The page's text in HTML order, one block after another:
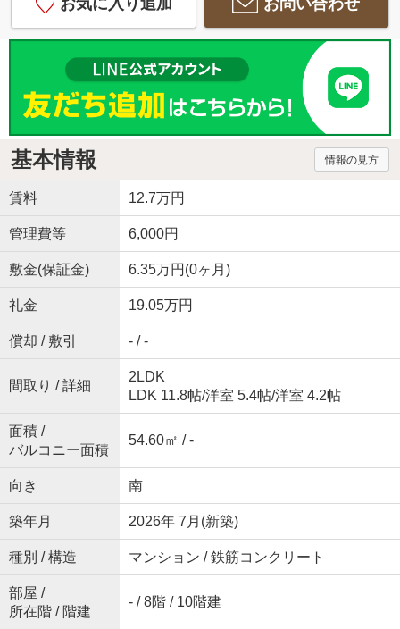
お気に入り追加 お問い合わせ
基本情報 情報の見方
賃料 12.7万円
管理費等 6,000円
敷金(保証金) 6.35万円(0ヶ月)
礼金 19.05万円
償却 / 敷引 - / -
間取り / 詳細
2LDK
LDK 11.8帖/洋室 5.4帖/洋室 4.2帖
面積 /
バルコニー面積
54.60㎡ / -
向き 南
築年月 2026年 7月(新築)
種別 / 構造 マンション / 鉄筋コンクリート
部屋 /
所在階 / 階建
- / 8階 / 10階建